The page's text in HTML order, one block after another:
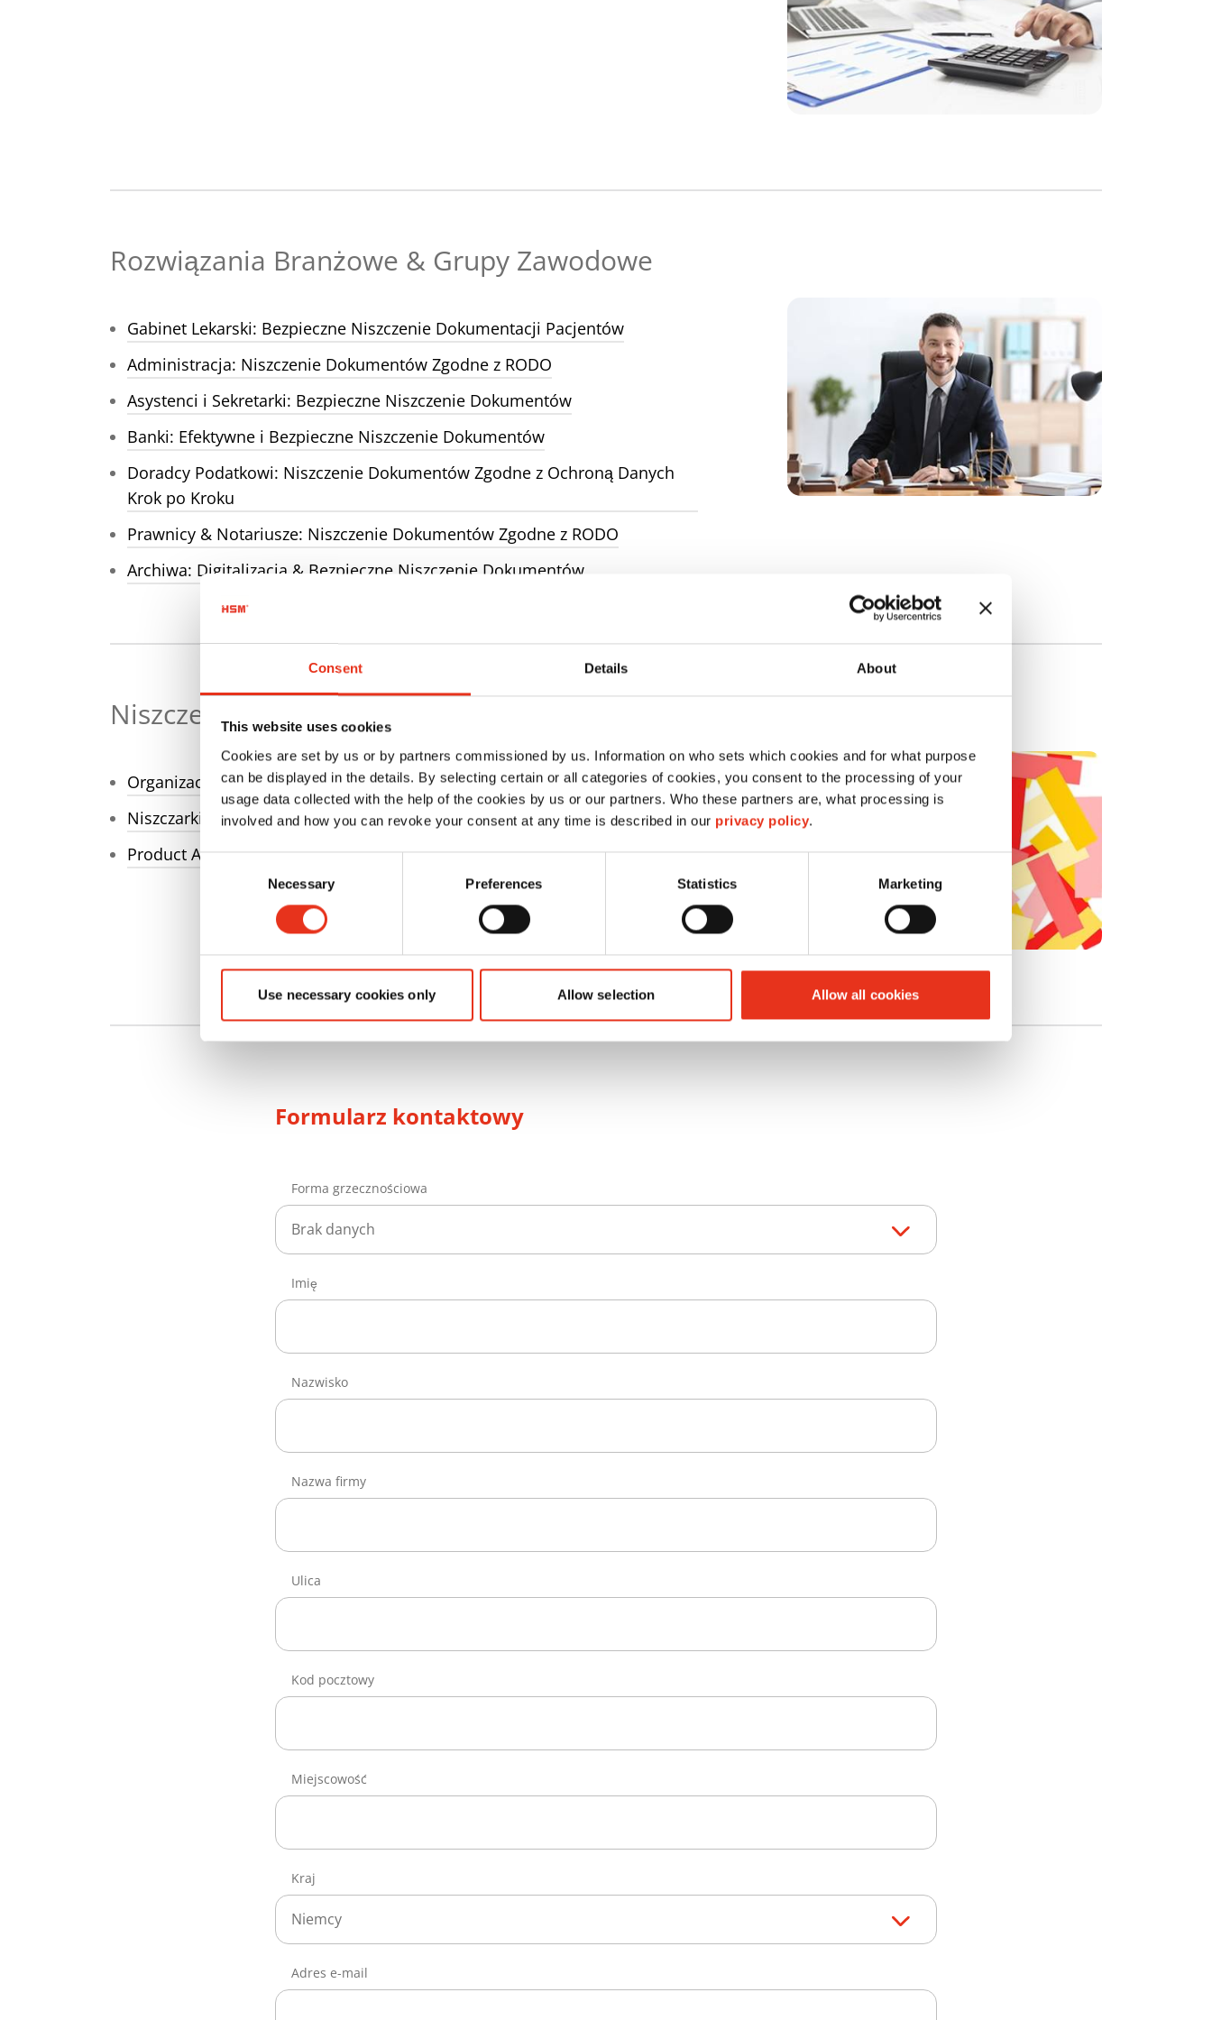
Consent Details About
This website uses cookies
Cookies are set by us or by partners commissioned by us. Information on who sets which cookies and for what purpose
can be displayed in the details. By selecting certain or all categories of cookies, you consent to the processing of your
usage data collected with the help of the cookies by us or our partners. Who these partners are, what processing is
involved and how you can revoke your consent at any time is described in our privacy policy.
Consent
Necessary Preferences Statistics Marketing
Use necessary cookies only Allow selection Allow all cookies
Rozwiązania Branżowe & Grupy Zawodowe
Gabinet Lekarski: Bezpieczne Niszczenie Dokumentacji Pacjentów
Administracja: Niszczenie Dokumentów Zgodne z RODO
Asystenci i Sekretarki: Bezpieczne Niszczenie Dokumentów
Banki: Efektywne i Bezpieczne Niszczenie Dokumentów
Doradcy Podatkowi: Niszczenie Dokumentów Zgodne z Ochroną Danych
Krok po Kroku
Prawnicy & Notariusze: Niszczenie Dokumentów Zgodne z RODO
Archiwa: Digitalizacja & Bezpieczne Niszczenie Dokumentów
Niszczenie Dokumentów & Organizacja Biura
Organizacja biura: wskazówki dotyczące porządkowania miejsca pracy
Niszczarki dokumentów: Cięcie taśmy, cięcie kawałków i cięcie krzyżowe
Product Advisor
Formularz kontaktowy
Forma grzecznościowa
Brak danych
Imię
Nazwisko
Nazwa firmy
Ulica
Kod pocztowy
Miejscowość
Kraj
Niemcy
Adres e-mail